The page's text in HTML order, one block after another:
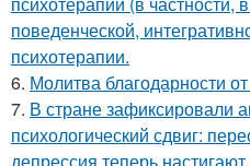
поведенческой,
психотерапии.
6. Молитва благодарности
7. В стране зафиксировали
психологический сдвиг: